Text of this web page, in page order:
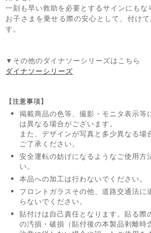
一刻も早い救助を必要とするサインにもな
お子さまを乗せる際の安心として、付け
す。
▼その他のダイナソーシリーズはこちら
ダイナソーシリーズ
【注意事項】
掲載商品の色等、撮影・モニタ表示等
は異なる場合がございます。
また、デザインが写真と多少異なる場
ご了承ください。
安全運転の妨げになるようなご使用方
い。
本品への加工は行わないでください。
フロントガラスその他、道路交通法に
らないでください。
貼付けは自己責任となります。貼る際
の汚損・破損（貼付後の本製品剥離時